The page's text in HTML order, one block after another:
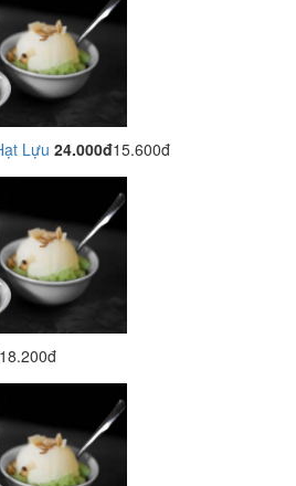
Lựu 24.000đ15.600đ
18.200đ